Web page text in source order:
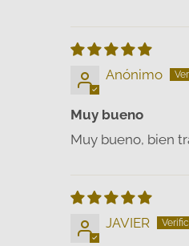
Anónimo
Muy bueno
Muy bueno, bien
JAVIER